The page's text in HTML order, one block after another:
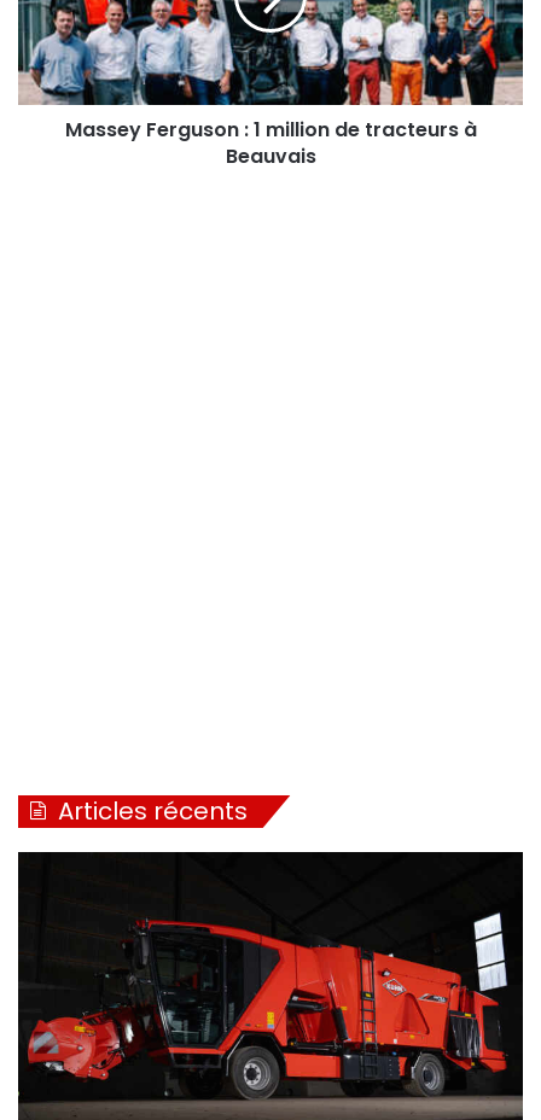
de
tracteurs
à
Beauvais
Massey Ferguson : 1 million de tracteurs à
Beauvais
Articles récents